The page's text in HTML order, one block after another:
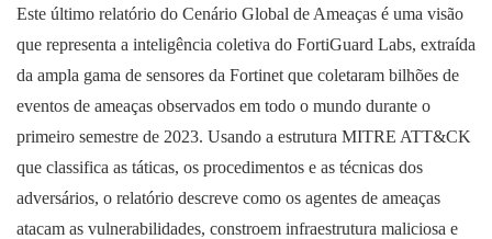
Este último relatório do Cenário Global de Ameaças é uma visão
que representa a inteligência coletiva do FortiGuard Labs, extraída
da ampla gama de sensores da Fortinet que coletaram bilhões de
eventos de ameaças observados em todo o mundo durante o
primeiro semestre de 2023. Usando a estrutura MITRE ATT&CK
que classifica as táticas, os procedimentos e as técnicas dos
adversários, o relatório descreve como os agentes de ameaças
atacam as vulnerabilidades, constroem infraestrutura maliciosa e